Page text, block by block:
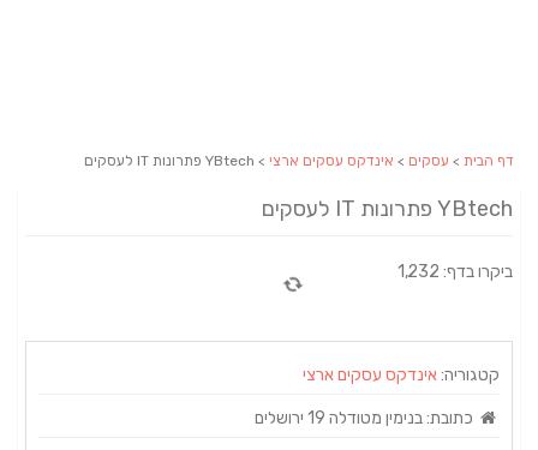
דף הבית > עסקים > אינדקס עסקים ארצי > YBtech פתרונות IT לעסקים
YBtech פתרונות IT לעסקים
ביקרו בדף: 1,232
קטגוריה:אינדקס עסקים ארצי
כתובת:בנימין מטודלה 19 ירושלים